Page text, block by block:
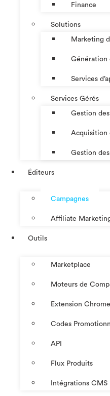
Finance
Solutions
Marketing
Génération
Services
Services Gérés
Gestion
Acquisition
Gestion
Éditeurs
Campagnes
Affiliate
Outils
Marketplace
Moteurs de
Extension Chrome
Codes
API
Flux Produits
Intégrations CMS